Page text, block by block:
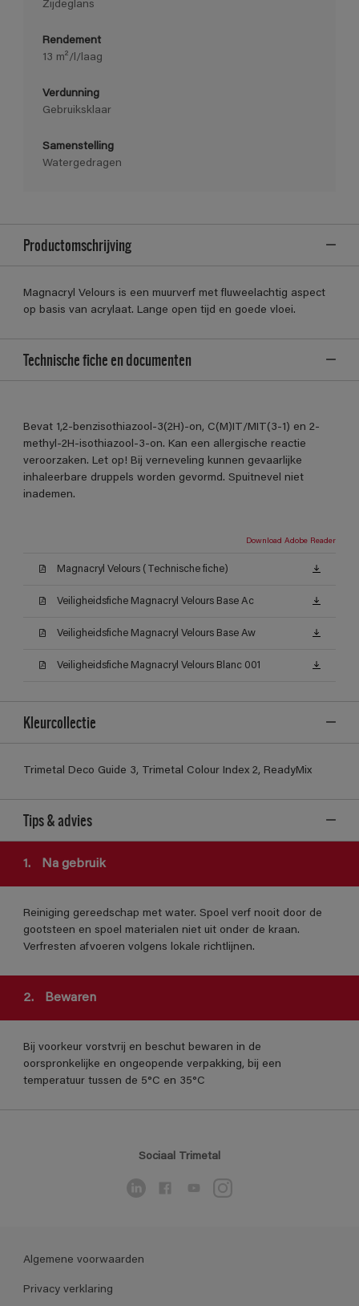
Zijdeglans
Rendement
13 m²/l/laag
Verdunning
Gebruiksklaar
Samenstelling
Watergedragen
Productomschrijving
Magnacryl Velours is een muurverf met fluweelachtig aspect
op basis van acrylaat. Lange open tijd en goede vloei.
Technische fiche en documenten
Bevat 1,2-benzisothiazool-3(2H)-on, C(M)IT/MIT(3-1) en 2-
methyl-2H-isothiazool-3-on. Kan een allergische reactie
veroorzaken. Let op! Bij verneveling kunnen gevaarlijke
inhaleerbare druppels worden gevormd. Spuitnevel niet
inademen.
Download Adobe Reader
Magnacryl Velours (Technische fiche)
Veiligheidsfiche Magnacryl Velours Base Ac
Veiligheidsfiche Magnacryl Velours Base Aw
Veiligheidsfiche Magnacryl Velours Blanc 001
Kleurcollectie
Trimetal Deco Guide 3, Trimetal Colour Index 2, ReadyMix
Tips & advies
1. Na gebruik
Reiniging gereedschap met water. Spoel verf nooit door de
gootsteen en spoel materialen niet uit onder de kraan.
Verfresten afvoeren volgens lokale richtlijnen.
2. Bewaren
Bij voorkeur vorstvrij en beschut bewaren in de
oorspronkelijke en ongeopende verpakking, bij een
temperatuur tussen de 5°C en 35°C
Sociaal Trimetal
Algemene voorwaarden
Privacy verklaring